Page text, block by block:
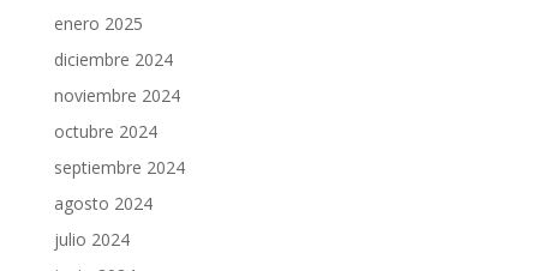
enero 2025
diciembre 2024
noviembre 2024
octubre 2024
septiembre 2024
agosto 2024
julio 2024